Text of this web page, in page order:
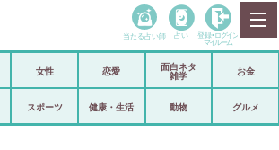
政治
当たる占い師 占い 登録• ログイン
マイルーム
女性 恋愛
面白ネタ
雑学
お金
スポーツ 健康・生活 動物 グルメ